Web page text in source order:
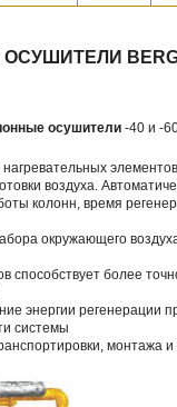
осушители -40 и -
элементов
воздуха.
колонн, время
окружающего
способствует более
энергии регенерации
системы
монтажа